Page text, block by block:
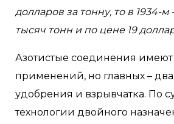
долларов за тонну, то в 1934-
тысяч тонн и по цене 19
Азотистые соединения
применений, но главных –
удобрения и взрывчатка. По
технологии двойного